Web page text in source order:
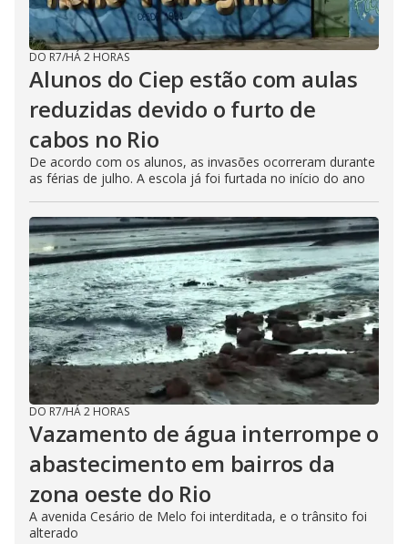
DO R7/HÁ 2 HORAS
Alunos do Ciep estão com aulas
reduzidas devido o furto de
cabos no Rio
De acordo com os alunos, as invasões ocorreram durante
as férias de julho. A escola já foi furtada no início do ano
DO R7/HÁ 2 HORAS
Vazamento de água interrompe o
abastecimento em bairros da
zona oeste do Rio
A avenida Cesário de Melo foi interditada, e o trânsito foi
alterado